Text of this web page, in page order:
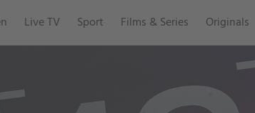
Live TV Sport Films & Series Originals